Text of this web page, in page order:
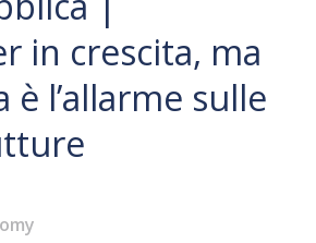
in crescita, ma
è l’allarme sulle